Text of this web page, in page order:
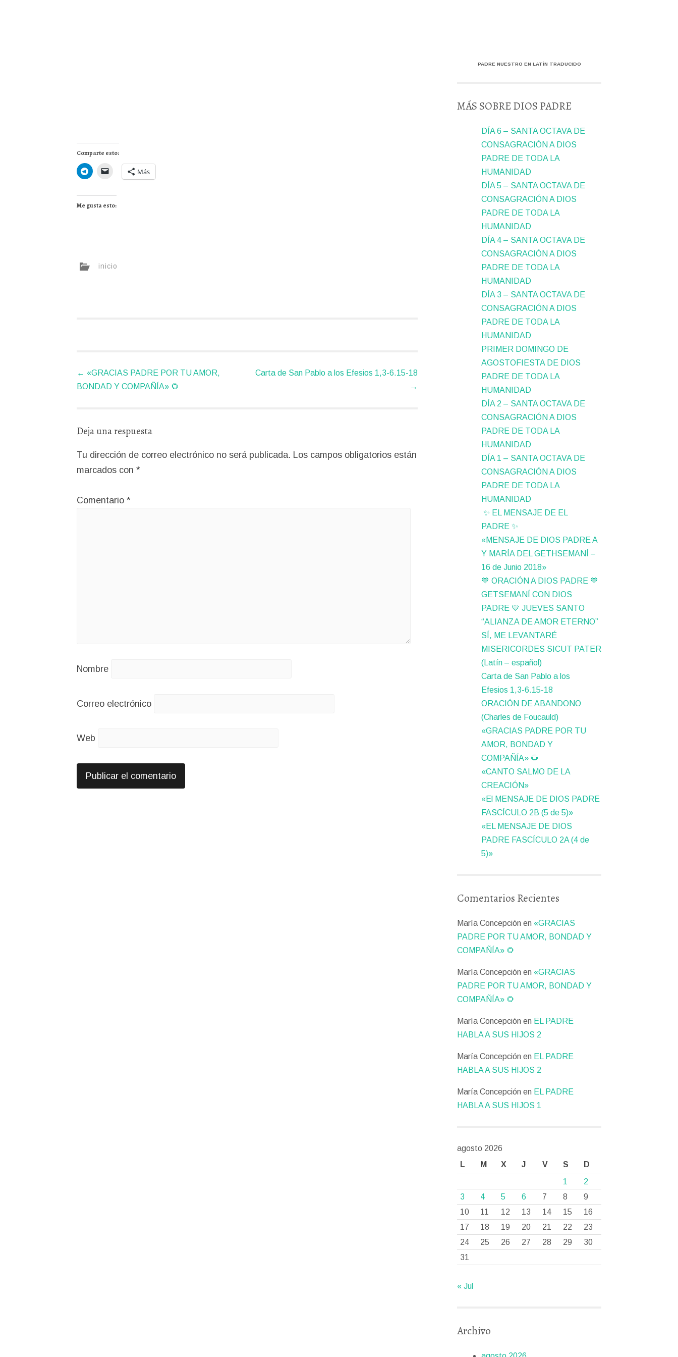
Comparte esto:
Más
Me gusta esto:
inicio
de
← «GRACIAS PADRE POR TU AMOR,
BONDAD Y COMPAÑÍA» 🌻
Carta de San Pablo a los Efesios 1,3-6.15-18
→
Deja una respuesta
Tu dirección de correo electrónico no será publicada. Los campos obligatorios están
marcados con *
Comentario *
Nombre
Correo electrónico
Web
PADRE NUESTRO EN LATÍN TRADUCIDO
MÁS SOBRE DIOS PADRE
DÍA 6 – SANTA OCTAVA DE
CONSAGRACIÓN A DIOS
PADRE DE TODA LA
HUMANIDAD
DÍA 5 – SANTA OCTAVA DE
CONSAGRACIÓN A DIOS
PADRE DE TODA LA
HUMANIDAD
DÍA 4 – SANTA OCTAVA DE
CONSAGRACIÓN A DIOS
PADRE DE TODA LA
HUMANIDAD
DÍA 3 – SANTA OCTAVA DE
CONSAGRACIÓN A DIOS
PADRE DE TODA LA
HUMANIDAD
PRIMER DOMINGO DE
AGOSTOFIESTA DE DIOS
PADRE DE TODA LA
HUMANIDAD
DÍA 2 – SANTA OCTAVA DE
CONSAGRACIÓN A DIOS
PADRE DE TODA LA
HUMANIDAD
DÍA 1 – SANTA OCTAVA DE
CONSAGRACIÓN A DIOS
PADRE DE TODA LA
HUMANIDAD
✨ EL MENSAJE DE EL
PADRE ✨
«MENSAJE DE DIOS PADRE A
Y MARÍA DEL GETHSEMANÍ –
16 de Junio 2018»
💙 ORACIÓN A DIOS PADRE 💙
GETSEMANÍ CON DIOS
PADRE 💙 JUEVES SANTO
“ALIANZA DE AMOR ETERNO”
SÍ, ME LEVANTARÉ
MISERICORDES SICUT PATER
(Latín – español)
Carta de San Pablo a los
Efesios 1,3-6.15-18
ORACIÓN DE ABANDONO
(Charles de Foucauld)
«GRACIAS PADRE POR TU
AMOR, BONDAD Y
COMPAÑÍA» 🌻
«CANTO SALMO DE LA
CREACIÓN»
«El MENSAJE DE DIOS PADRE
FASCÍCULO 2B (5 de 5)»
«EL MENSAJE DE DIOS
PADRE FASCÍCULO 2A (4 de
5)»
Comentarios Recientes
María Concepción en «GRACIAS
PADRE POR TU AMOR, BONDAD Y
COMPAÑÍA» 🌻
María Concepción en «GRACIAS
PADRE POR TU AMOR, BONDAD Y
COMPAÑÍA» 🌻
María Concepción en EL PADRE
HABLA A SUS HIJOS 2
María Concepción en EL PADRE
HABLA A SUS HIJOS 2
María Concepción en EL PADRE
HABLA A SUS HIJOS 1
agosto 2026
L
M X J V S
D
1
2
3
4 5 6 7 8
9
10
11 12 13 14 15
16
17
18 19 20 21 22
23
24
25 26 27 28 29
30
31
« Jul
Archivo